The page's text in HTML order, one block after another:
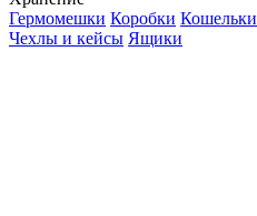
Гермомешки Коробки Кошельки
Чехлы и кейсы Ящики